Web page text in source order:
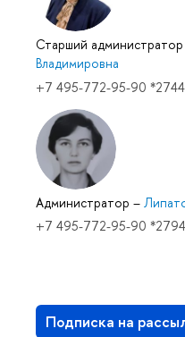
Старший администратор
Владимировна
+7 495-772-95-90
Администратор –
+7 495-772-95-90
Подписка на